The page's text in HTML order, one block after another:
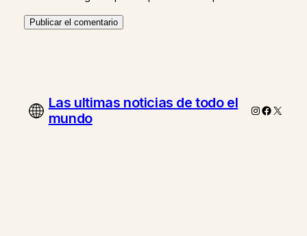
Las ultimas noticias de todo el
mundo
Instagram
X